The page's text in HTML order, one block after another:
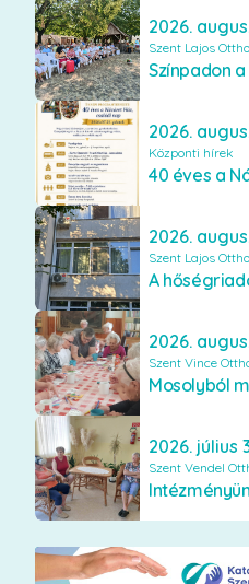
2026.
Szent Lajos
2026.
Központi hírek
2026.
Szent Lajos
2026.
Szent Vince
Mosolyból
2026. július
Szent Vendel